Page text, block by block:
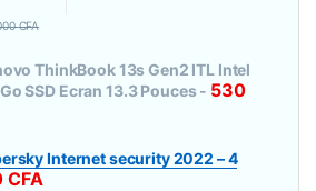
CFA
ThinkBook 13s Gen2 ITL Intel
SSD Ecran 13.3 Pouces- 530
Internet security 2022 – 4
CFA